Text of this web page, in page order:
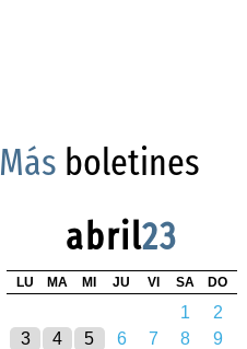
Más boletines
abril23
LU MA MI JU VI SA DO
1
2
3
4 5 6 7 8
9